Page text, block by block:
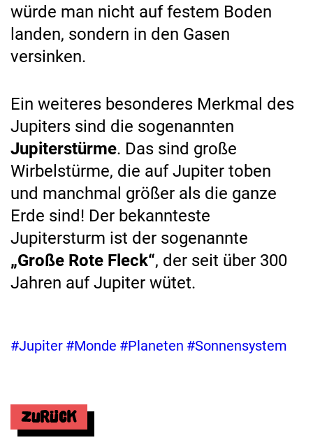
würde man nicht auf festem Boden
landen, sondern in den Gasen
versinken.
Ein weiteres besonderes Merkmal des
Jupiters sind die sogenannten
Jupiterstürme. Das sind große
Wirbelstürme, die auf Jupiter toben
und manchmal größer als die ganze
Erde sind! Der bekannteste
Jupitersturm ist der sogenannte
„Große Rote Fleck“, der seit über 300
Jahren auf Jupiter wütet.
#Jupiter #Monde #Planeten #Sonnensystem
Zurück